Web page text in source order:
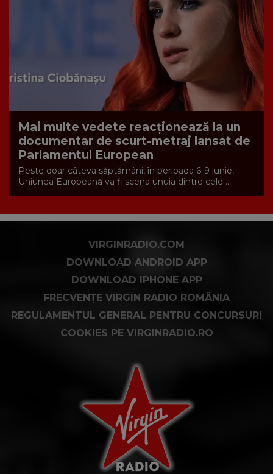
Mai multe vedete reacționează la un
documentar de scurt-metraj lansat de
Parlamentul European
Peste doar câteva săptămâni, în perioada 6-9 iunie,
Uniunea Europeană va fi scena unuia dintre cele ...
VIRGINRADIO.COM
DOWNLOAD ANDROID APP
DOWNLOAD IPHONE APP
FRECVENȚE VIRGIN RADIO ROMÂNIA
REGULAMENTUL GENERAL PENTRU CONCURSURI
COOKIES PE VIRGINRADIO.RO